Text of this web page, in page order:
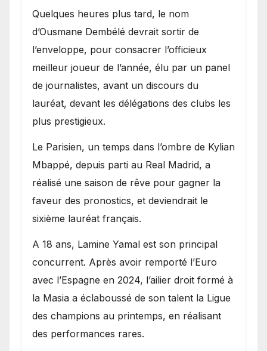
Quelques heures plus tard, le nom
d’Ousmane Dembélé devrait sortir de
l’enveloppe, pour consacrer l’officieux
meilleur joueur de l’année, élu par un panel
de journalistes, avant un discours du
lauréat, devant les délégations des clubs les
plus prestigieux.
Le Parisien, un temps dans l’ombre de Kylian
Mbappé, depuis parti au Real Madrid, a
réalisé une saison de rêve pour gagner la
faveur des pronostics, et deviendrait le
sixième lauréat français.
A 18 ans, Lamine Yamal est son principal
concurrent. Après avoir remporté l’Euro
avec l’Espagne en 2024, l’ailier droit formé à
la Masia a éclaboussé de son talent la Ligue
des champions au printemps, en réalisant
des performances rares.